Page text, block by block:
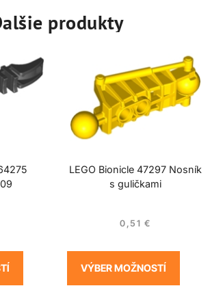
produkty
LEGO Bionicle 47297 Nosník
s guličkami
0,51 €
VÝBER MOŽNOSTÍ